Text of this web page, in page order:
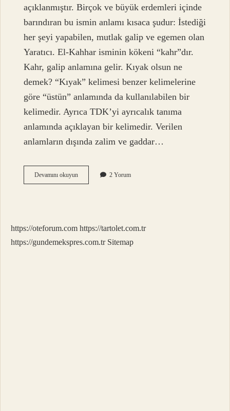
açıklanmıştır. Birçok ve büyük erdemleri içinde
barındıran bu ismin anlamı kısaca şudur: İstediği
her şeyi yapabilen, mutlak galip ve egemen olan
Yaratıcı. El-Kahhar isminin kökeni “kahr”dır.
Kahr, galip anlamına gelir. Kıyak olsun ne
demek? “Kıyak” kelimesi benzer kelimelerine
göre “üstün” anlamında da kullanılabilen bir
kelimedir. Ayrıca TDK’yi ayrıcalık tanıma
anlamında açıklayan bir kelimedir. Verilen
anlamların dışında zalim ve gaddar…
Devamını okuyunKahr
Olsun
2 Yorum
https://oteforum.com https://tartolet.com.tr
https://gundemekspres.com.tr Sitemap